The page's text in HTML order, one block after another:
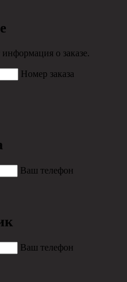
о заказе.
Номер заказа
Ваш телефон
Ваш телефон